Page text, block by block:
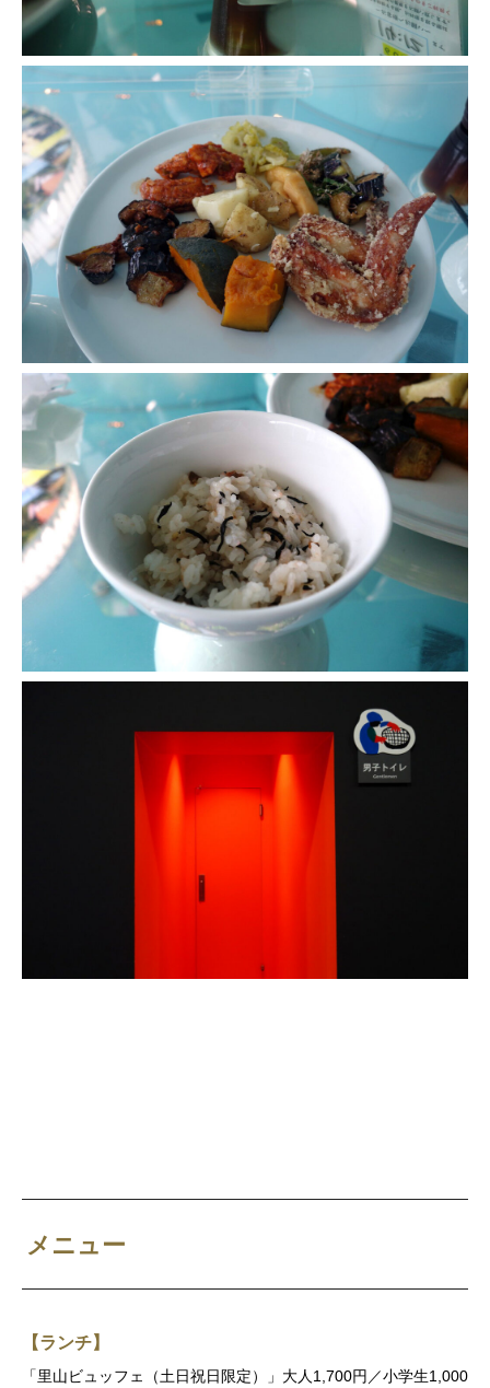
メニュー
【ランチ】
「里山ビュッフェ（土日祝日限定）」大人1,700円／小学生1,000